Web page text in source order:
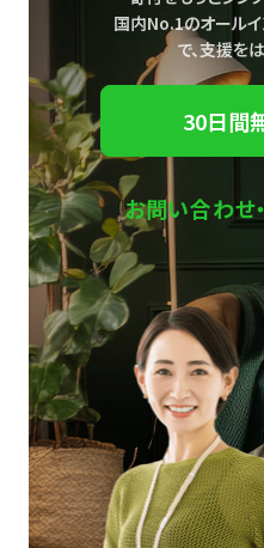
国内No.1のオール
で、支援をは
30日間
お問い合わせ